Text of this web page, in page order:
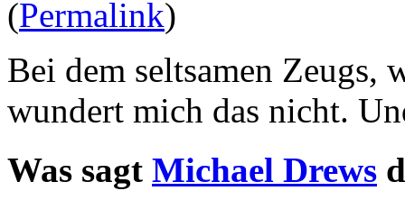
(Permalink)
Bei dem seltsamen Zeugs,
wundert mich das nicht.
Was sagt Michael Drews